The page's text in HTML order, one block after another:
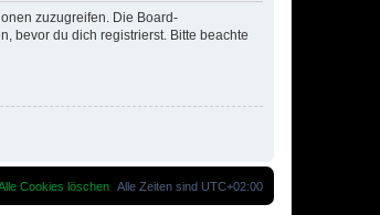
zuzugreifen. Die Board-
bevor du dich registrierst. Bitte beachte
Alle Zeiten sind UTC+02:00
Cookies löschen